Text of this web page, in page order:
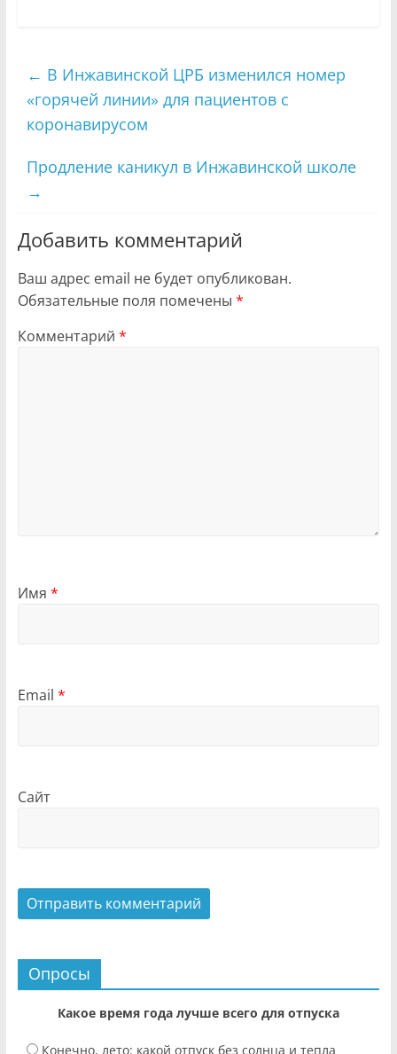
← В Инжавинской ЦРБ изменился номер
«горячей линии» для пациентов с
коронавирусом
Продление каникул в Инжавинской школе
→
Добавить комментарий
Ваш адрес email не будет опубликован.
Обязательные поля помечены *
Комментарий *
Имя *
Email *
Сайт
Опросы
Какое время года лучше всего для отпуска
Конечно, лето: какой отпуск без солнца и тепла